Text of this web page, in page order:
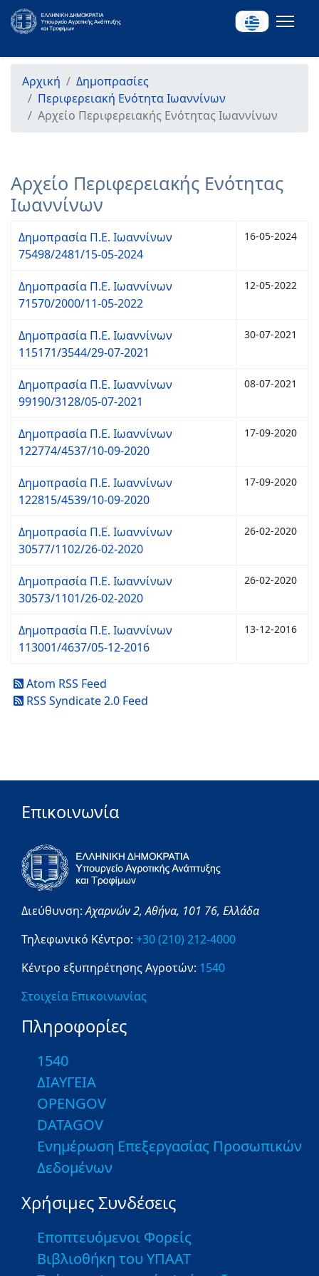
Αρχική
Δημοπρασίες
Περιφερειακή Ενότητα Ιωαννίνων
Αρχείο Περιφερειακής Ενότητας Ιωαννίνων
Αρχείο Περιφερειακής Ενότητας
Ιωαννίνων
Δημοπρασία Π.Ε. Ιωαννίνων
75498/2481/15-05-2024
16-05-2024
Δημοπρασία Π.Ε. Ιωαννίνων
71570/2000/11-05-2022
12-05-2022
Δημοπρασία Π.Ε. Ιωαννίνων
115171/3544/29-07-2021
30-07-2021
Δημοπρασία Π.Ε. Ιωαννίνων
99190/3128/05-07-2021
08-07-2021
Δημοπρασία Π.Ε. Ιωαννίνων
122774/4537/10-09-2020
17-09-2020
Δημοπρασία Π.Ε. Ιωαννίνων
122815/4539/10-09-2020
17-09-2020
Δημοπρασία Π.Ε. Ιωαννίνων
30577/1102/26-02-2020
26-02-2020
Δημοπρασία Π.Ε. Ιωαννίνων
30573/1101/26-02-2020
26-02-2020
Δημοπρασία Π.Ε. Ιωαννίνων
113001/4637/05-12-2016
13-12-2016
Atom RSS Feed
RSS Syndicate 2.0 Feed
Επικοινωνία
Διεύθυνση:Αχαρνών 2,Αθήνα, 101 76, Ελλάδα
Τηλεφωνικό Κέντρο: +30 (210) 212-4000
Κέντρο εξυπηρέτησης Αγροτών: 1540
Στοιχεία Επικοινωνίας
Πληροφορίες
1540
ΔΙΑΥΓΕΙΑ
OPENGOV
DATAGOV
Ενημέρωση Επεξεργασίας Προσωπικών
Δεδομένων
Χρήσιμες Συνδέσεις
Εποπτευόμενοι Φορείς
Βιβλιοθήκη του ΥΠΑΑΤ